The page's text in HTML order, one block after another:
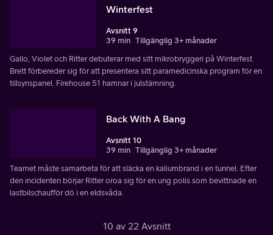
Winterfest
Avsnitt 9
39 min Tillgänglig 3+ månader
Gallo, Violet och Ritter debuterar med sitt mikrobryggeri på Winterfest.
Brett förbereder sig för att presentera sitt paramedicinska program för en
tillsynspanel. Firehouse 51 hamnar i julstämning.
Back With A Bang
Avsnitt 10
39 min Tillgänglig 3+ månader
Teamet måste samarbeta för att släcka en kaliumbrand i en tunnel. Efter
den incidenten börjar Ritter oroa sig för en ung polis som bevittnade en
lastbilschaufför dö i en eldsvåda.
10 av 22 Avsnitt